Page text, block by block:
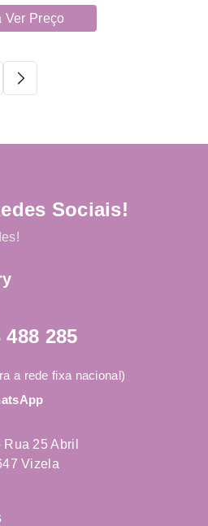
Ver Preço
Sociais!
488 285
a rede fixa nacional)
25 Abril
Vizela